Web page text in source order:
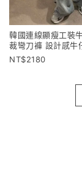
韓國連線顯瘦工裝
裁彎刀褲 設計感牛
2180